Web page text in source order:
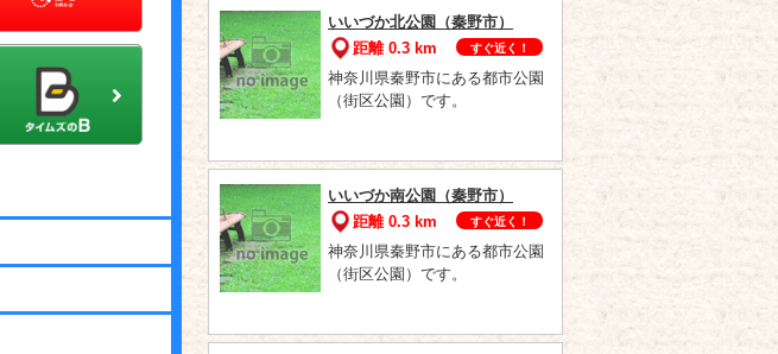
いいづか北公園（秦野市）
距離 0.3 km
すぐ近く！
神奈川県秦野市にある都市公園
（街区公園）です。
いいづか南公園（秦野市）
距離 0.3 km
すぐ近く！
神奈川県秦野市にある都市公園
（街区公園）です。